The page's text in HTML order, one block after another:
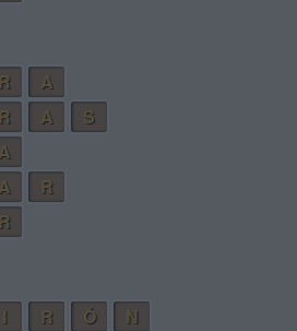
R
A
R A
S
A
A
R
R
I R Ó
N